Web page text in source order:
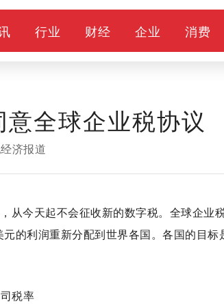
行业 财经 企业 消费
全球企业税协议
济报道
从今天起不会征收新的数字税。全球企业
的利润重新分配到世界各国。各国的目标
税率